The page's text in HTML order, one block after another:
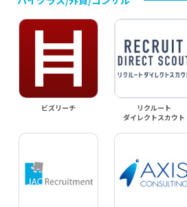
ビズリーチ
リクルート
ダイレクトスカウト